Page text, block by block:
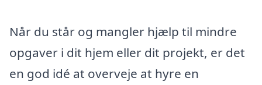
Når du står og mangler hjælp til mindre
opgaver i dit hjem eller dit projekt, er det
en god idé at overveje at hyre en